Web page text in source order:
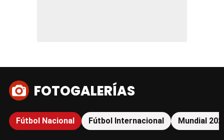
FOTOGALERÍAS
Fútbol Nacional Fútbol Internacional Mundial